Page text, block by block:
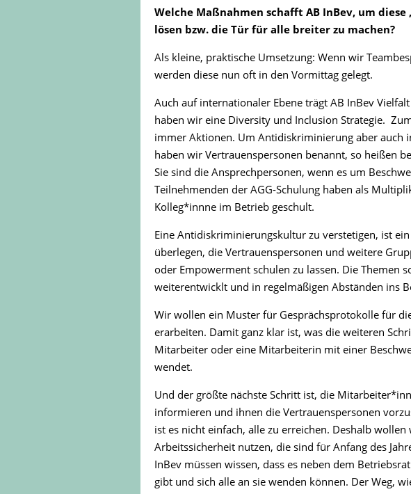
Welche Maßnahmen schafft AB InBev, um diese
lösen bzw. die Tür für alle breiter zu machen?
Als kleine, praktische Umsetzung: Wenn wir
werden diese nun oft in den Vormittag gelegt.
Auch auf internationaler Ebene trägt AB InBev
haben wir eine Diversity und Inclusion Strategie.
immer Aktionen. Um Antidiskriminierung aber auch
haben wir Vertrauenspersonen benannt, so heißen
Sie sind die Ansprechpersonen, wenn es um
Teilnehmenden der AGG-Schulung haben als
Kolleg*innne im Betrieb geschult.
Eine Antidiskriminierungskultur zu verstetigen, ist
überlegen, die Vertrauenspersonen und weitere
oder Empowerment schulen zu lassen. Die Themen
weiterentwicklt und in regelmäßigen Abständen ins
Wir wollen ein Muster für Gesprächsprotokolle für
erarbeiten. Damit ganz klar ist, was die weiteren
Mitarbeiter oder eine Mitarbeiterin mit einer
wendet.
Und der größte nächste Schritt ist, die
informieren und ihnen die Vertrauenspersonen
ist es nicht einfach, alle zu erreichen. Deshalb wollen
Arbeitssicherheit nutzen, die sind für Anfang des
InBev müssen wissen, dass es neben dem
gibt und sich alle an sie wenden können. Der Weg,